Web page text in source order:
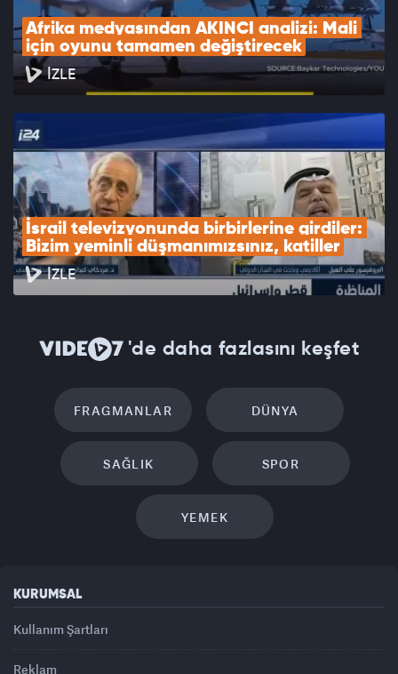
Afrika medyasından AKINCI analizi: Mali
için oyunu tamamen değiştirecek
İZLE
İsrail televizyonunda birbirlerine girdiler:
Bizim yeminli düşmanımızsınız, katiller
İZLE
'de daha fazlasını keşfet
FRAGMANLAR DÜNYA
SAĞLIK SPOR
YEMEK
KURUMSAL
Kullanım Şartları
Reklam